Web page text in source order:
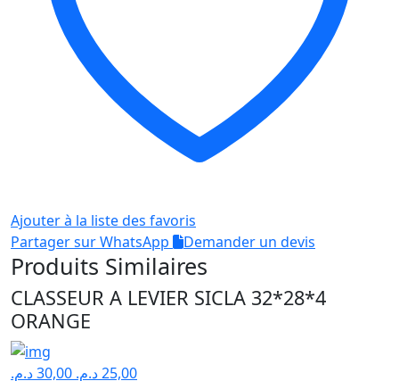
Ajouter à la liste des favoris
Partager sur WhatsApp
Demander un devis
Produits Similaires
CLASSEUR A LEVIER SICLA 32*28*4
ORANGE
30,00د.م. 25,00د.م.